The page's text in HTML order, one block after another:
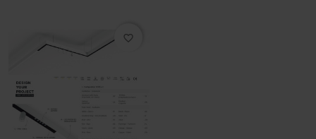
favorite_border